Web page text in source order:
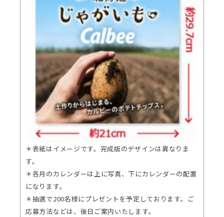
＊表紙はイメージです。完成版のデザインは異なりま
す。
＊各月のカレンダーは上に写真、下にカレンダーの配置
になります。
＊抽選で200名様にプレゼントを予定しております。ご
応募方法などは、後日ご案内いたします。